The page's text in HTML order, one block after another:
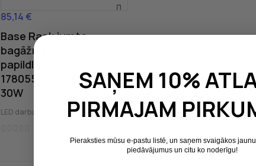
Cena
85,14 €
Base Rack jumta
bagāžnieka
papildlukturis ARB
1780550, trīskrāsu, 2.8",
30W
LED darba lukturi
SAŅEM 10%
PIRMAJAM
Pieraksties mūsu e-pastu listē, un saņem svaigākos
piedāvājumus un citu ko noderīgu!